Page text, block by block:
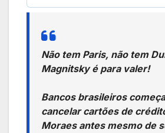
Não tem Paris, não tem
Magnitsky é para valer!
Bancos brasileiros
cancelar cartões de
Moraes antes mesmo de